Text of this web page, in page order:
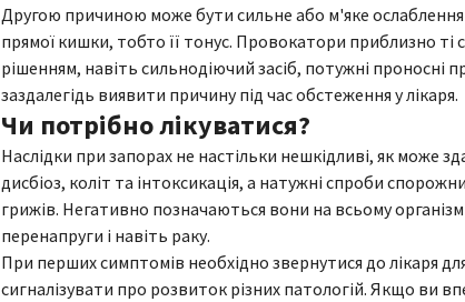
Другою причиною може бути сильне або м'яке ослаблення
прямої кишки, тобто її тонус. Провокатори приблизно
рішенням, навіть сильнодіючий засіб, потужні
заздалегідь виявити причину під час обстеження у лікаря.
Чи потрібно лікуватися?
Наслідки при запорах не настільки нешкідливі, як може
дисбіоз, коліт та інтоксикація, а натужні спроби
грижів. Негативно позначаються вони на всьому
перенапруги і навіть раку.
При перших симптомів необхідно звернутися до лікаря
сигналізувати про розвиток різних патологій. Якщо ви